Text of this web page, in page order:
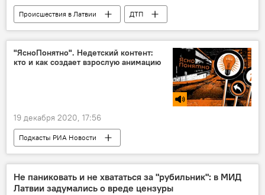
Происшествия в Латвии
ДТП
Гаркалне
смерть
"ЯсноПонятно". Недетский контент:
кто и как создает взрослую анимацию
19 декабря 2020, 17:56
Подкасты РИА Новости
Радио Sputnik Латвия
мультфильмы
Не паниковать и не хвататься за "рубильник": в МИД
Латвии задумались о вреде цензуры